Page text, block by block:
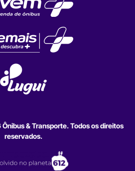
& Transporte. Todos os direitos
reservados.